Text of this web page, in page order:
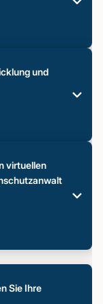
->
Erreichbarkeit
->
und
virtuellen
Sie Ihre